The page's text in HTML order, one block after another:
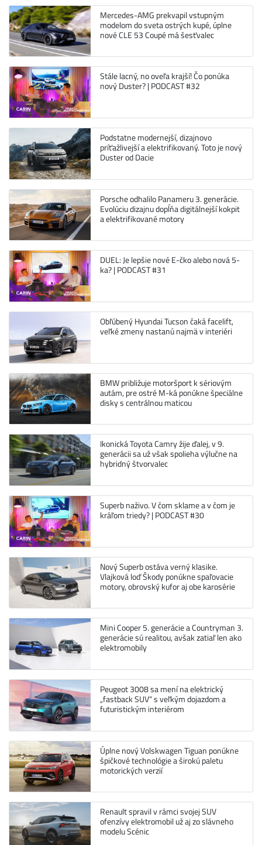
Mercedes-AMG prekvapil vstupným
modelom do sveta ostrých kupé, úplne
nové CLE 53 Coupé má šesťvalec
Stále lacný, no oveľa krajší! Čo ponúka
nový Duster? | PODCAST #32
Podstatne modernejší, dizajnovo
príťažlivejší a elektrifikovaný. Toto je nový
Duster od Dacie
Porsche odhalilo Panameru 3. generácie.
Evolúciu dizajnu dopĺňa digitálnejší kokpit
a elektrifikované motory
DUEL: Je lepšie nové E-čko alebo nová 5-
ka? | PODCAST #31
Obľúbený Hyundai Tucson čaká facelift,
veľké zmeny nastanú najmä v interiéri
BMW približuje motoršport k sériovým
autám, pre ostré M-ká ponúkne špeciálne
disky s centrálnou maticou
Ikonická Toyota Camry žije ďalej, v 9.
generácii sa už však spolieha výlučne na
hybridný štvorvalec
Superb naživo. V čom sklame a v čom je
kráľom triedy? | PODCAST #30
Nový Superb ostáva verný klasike.
Vlajková loď Škody ponúkne spaľovacie
motory, obrovský kufor aj obe karosérie
Mini Cooper 5. generácie a Countryman 3.
generácie sú realitou, avšak zatiaľ len ako
elektromobily
Peugeot 3008 sa mení na elektrický
„fastback SUV“ s veľkým dojazdom a
futuristickým interiérom
Úplne nový Volskwagen Tiguan ponúkne
špičkové technológie a širokú paletu
motorických verzií
Renault spravil v rámci svojej SUV
ofenzívy elektromobil už aj zo slávneho
modelu Scénic